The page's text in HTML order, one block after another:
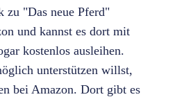
zu "Das neue Pferd"
und kannst es dort mit
kostenlos ausleihen.
unterstützen willst,
bei Amazon. Dort gibt es